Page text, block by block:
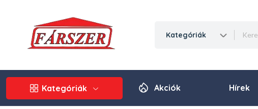
kategóriák
Kategóriák Akciók Hírek